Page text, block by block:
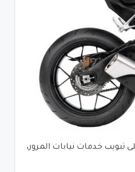
تبويب خدمات نيابات المرور،